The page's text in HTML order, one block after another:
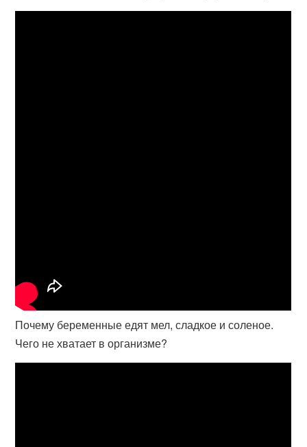
Почему беременные едят мел, сладкое и соленое.
Чего не хватает в организме?